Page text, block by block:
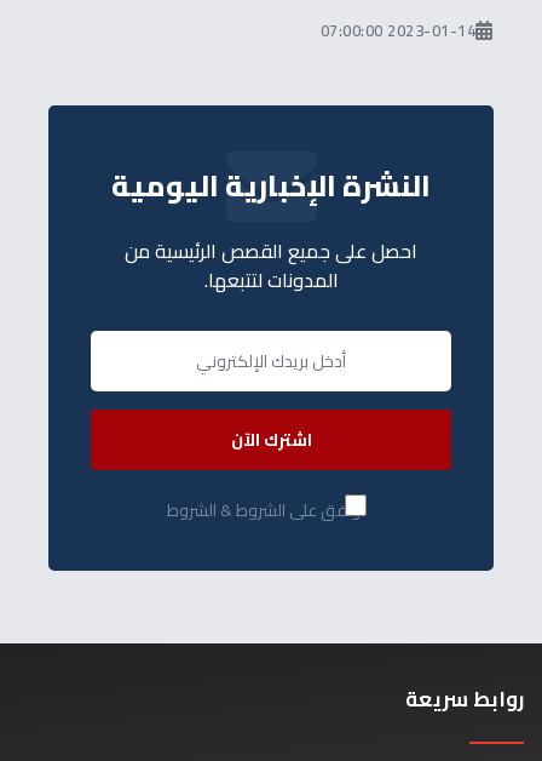
2023-01-14 07:00:00
النشرة الإخبارية اليومية
احصل على جميع القصص الرئيسية من
المدونات لتتبعها.
اشترك الآن
أوافق على الشروط & الشروط
روابط سريعة